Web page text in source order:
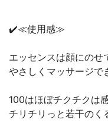
✔️≪使用感≫
エッセンスは顔にのせ
やさしくマッサージで
100はほぼチクチクは
チリチリっと若干のく